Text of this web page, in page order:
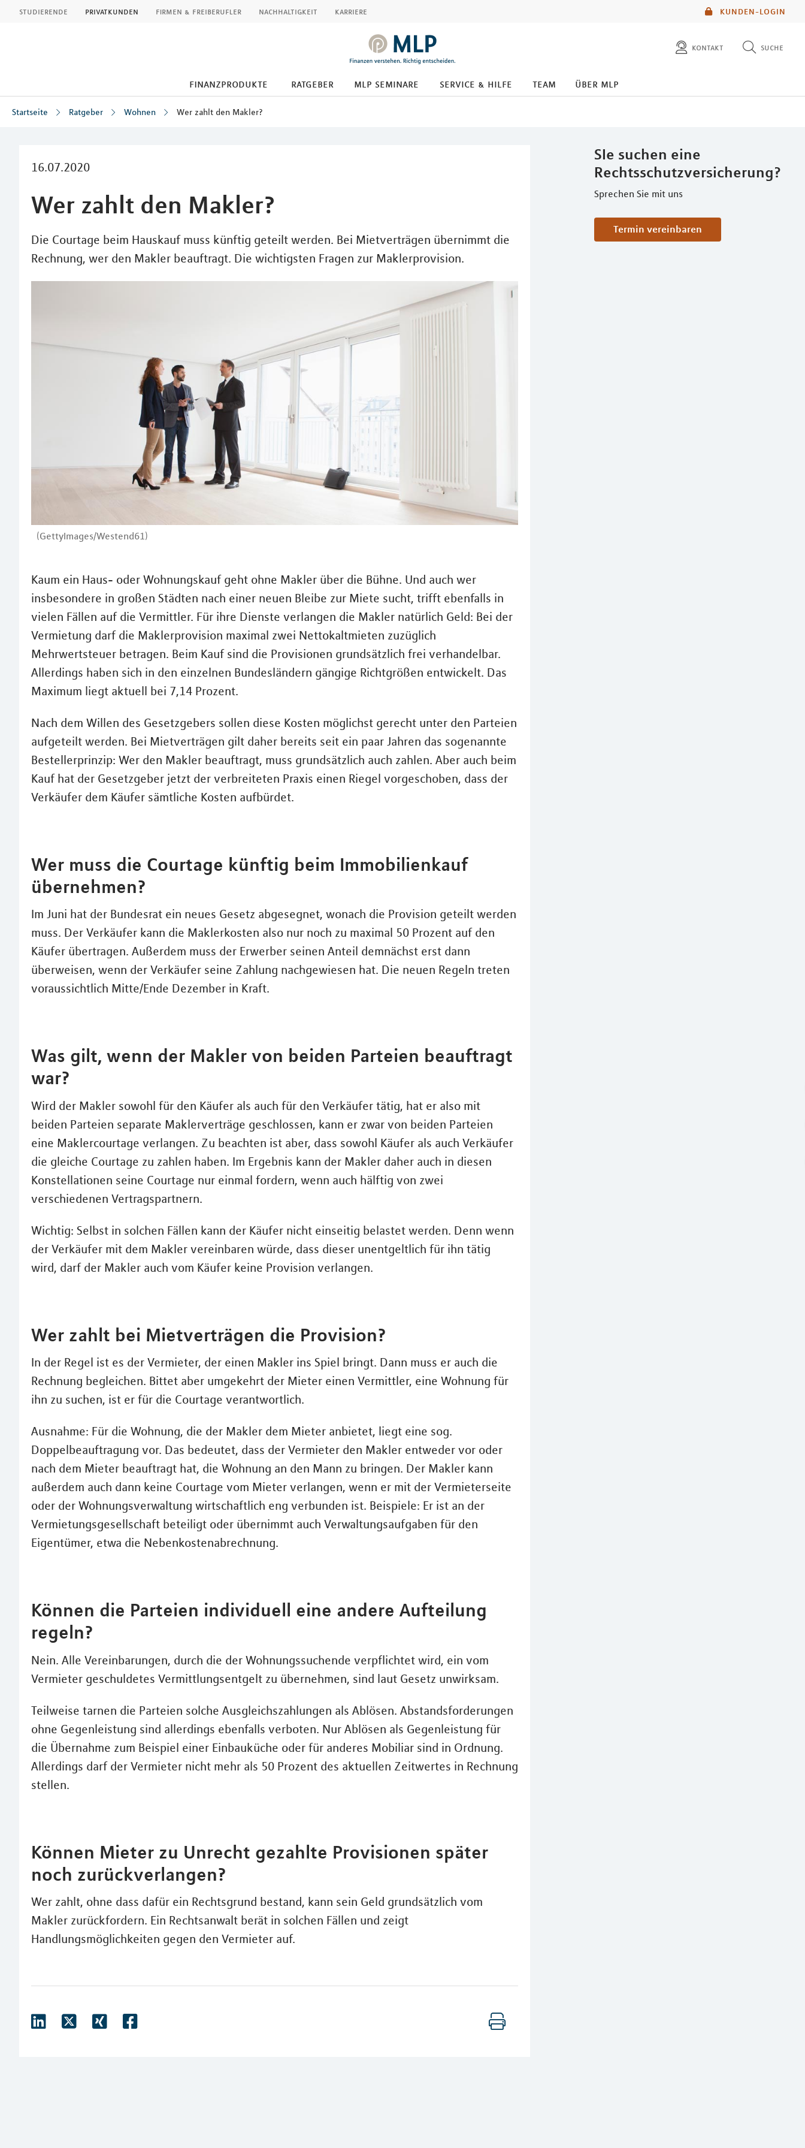
KUNDEN-LOGIN
studierende privatkunden firmen & freiberufler nachhaltigkeit karriere
kontakt suche
finanzprodukte ratgeber mlp seminare service & hilfe team über mlp
Startseite Ratgeber Wohnen Wer zahlt den Makler?
16.07.2020
Wer zahlt den Makler?
Die Courtage beim Hauskauf muss künftig geteilt werden. Bei Mietverträgen übernimmt die
Rechnung, wer den Makler beauftragt. Die wichtigsten Fragen zur Maklerprovision.
(GettyImages/Westend61)
SIe suchen eine
Rechtsschutzversicherung?
Sprechen Sie mit uns
Termin vereinbaren
Kaum ein Haus- oder Wohnungskauf geht ohne Makler über die Bühne. Und auch wer
insbesondere in großen Städten nach einer neuen Bleibe zur Miete sucht, trifft ebenfalls in
vielen Fällen auf die Vermittler. Für ihre Dienste verlangen die Makler natürlich Geld: Bei der
Vermietung darf die Maklerprovision maximal zwei Nettokaltmieten zuzüglich
Mehrwertsteuer betragen. Beim Kauf sind die Provisionen grundsätzlich frei verhandelbar.
Allerdings haben sich in den einzelnen Bundesländern gängige Richtgrößen entwickelt. Das
Maximum liegt aktuell bei 7,14 Prozent.
Nach dem Willen des Gesetzgebers sollen diese Kosten möglichst gerecht unter den Parteien
aufgeteilt werden. Bei Mietverträgen gilt daher bereits seit ein paar Jahren das sogenannte
Bestellerprinzip: Wer den Makler beauftragt, muss grundsätzlich auch zahlen. Aber auch beim
Kauf hat der Gesetzgeber jetzt der verbreiteten Praxis einen Riegel vorgeschoben, dass der
Verkäufer dem Käufer sämtliche Kosten aufbürdet.
Wer muss die Courtage künftig beim Immobilienkauf
übernehmen?
Im Juni hat der Bundesrat ein neues Gesetz abgesegnet, wonach die Provision geteilt werden
muss. Der Verkäufer kann die Maklerkosten also nur noch zu maximal 50 Prozent auf den
Käufer übertragen. Außerdem muss der Erwerber seinen Anteil demnächst erst dann
überweisen, wenn der Verkäufer seine Zahlung nachgewiesen hat. Die neuen Regeln treten
voraussichtlich Mitte/Ende Dezember in Kraft.
Was gilt, wenn der Makler von beiden Parteien beauftragt
war?
Wird der Makler sowohl für den Käufer als auch für den Verkäufer tätig, hat er also mit
beiden Parteien separate Maklerverträge geschlossen, kann er zwar von beiden Parteien
eine Maklercourtage verlangen. Zu beachten ist aber, dass sowohl Käufer als auch Verkäufer
die gleiche Courtage zu zahlen haben. Im Ergebnis kann der Makler daher auch in diesen
Konstellationen seine Courtage nur einmal fordern, wenn auch hälftig von zwei
verschiedenen Vertragspartnern.
Wichtig: Selbst in solchen Fällen kann der Käufer nicht einseitig belastet werden. Denn wenn
der Verkäufer mit dem Makler vereinbaren würde, dass dieser unentgeltlich für ihn tätig
wird, darf der Makler auch vom Käufer keine Provision verlangen.
Wer zahlt bei Mietverträgen die Provision?
In der Regel ist es der Vermieter, der einen Makler ins Spiel bringt. Dann muss er auch die
Rechnung begleichen. Bittet aber umgekehrt der Mieter einen Vermittler, eine Wohnung für
ihn zu suchen, ist er für die Courtage verantwortlich.
Ausnahme: Für die Wohnung, die der Makler dem Mieter anbietet, liegt eine sog.
Doppelbeauftragung vor. Das bedeutet, dass der Vermieter den Makler entweder vor oder
nach dem Mieter beauftragt hat, die Wohnung an den Mann zu bringen. Der Makler kann
außerdem auch dann keine Courtage vom Mieter verlangen, wenn er mit der Vermieterseite
oder der Wohnungsverwaltung wirtschaftlich eng verbunden ist. Beispiele: Er ist an der
Vermietungsgesellschaft beteiligt oder übernimmt auch Verwaltungsaufgaben für den
Eigentümer, etwa die Nebenkostenabrechnung.
Können die Parteien individuell eine andere Aufteilung
regeln?
Nein. Alle Vereinbarungen, durch die der Wohnungssuchende verpflichtet wird, ein vom
Vermieter geschuldetes Vermittlungsentgelt zu übernehmen, sind laut Gesetz unwirksam.
Teilweise tarnen die Parteien solche Ausgleichszahlungen als Ablösen. Abstandsforderungen
ohne Gegenleistung sind allerdings ebenfalls verboten. Nur Ablösen als Gegenleistung für
die Übernahme zum Beispiel einer Einbauküche oder für anderes Mobiliar sind in Ordnung.
Allerdings darf der Vermieter nicht mehr als 50 Prozent des aktuellen Zeitwertes in Rechnung
stellen.
Können Mieter zu Unrecht gezahlte Provisionen später
noch zurückverlangen?
Wer zahlt, ohne dass dafür ein Rechtsgrund bestand, kann sein Geld grundsätzlich vom
Makler zurückfordern. Ein Rechtsanwalt berät in solchen Fällen und zeigt
Handlungsmöglichkeiten gegen den Vermieter auf.